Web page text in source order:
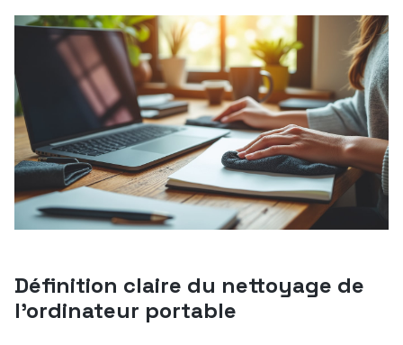
Définition claire du nettoyage de
l’ordinateur portable